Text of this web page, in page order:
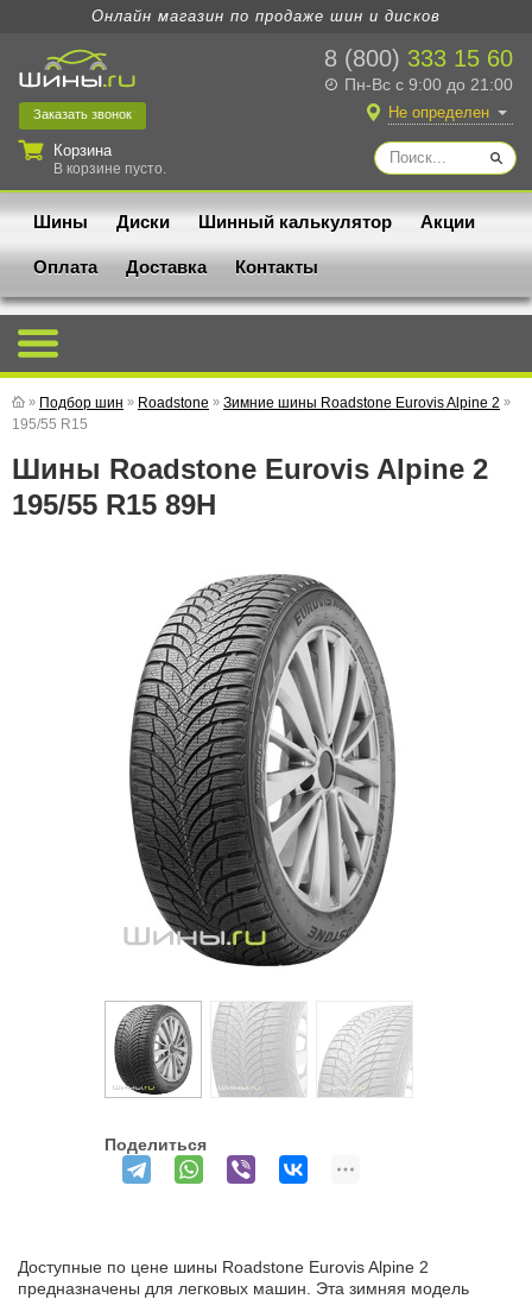
Онлайн магазин по продаже шин и дисков
8 (800) 333 15 60
Пн-Вс с 9:00 до 21:00
Заказать звонок
Корзина
В корзине пусто.
Не определен
Шины Диски Шинный калькулятор Акции
Оплата Доставка Контакты
» Подбор шин » Roadstone » Зимние шины Roadstone Eurovis Alpine 2 »
195/55 R15
Шины Roadstone Eurovis Alpine 2
195/55 R15 89H
Поделиться
Доступные по цене шины Roadstone Eurovis Alpine 2
предназначены для легковых машин. Эта зимняя модель